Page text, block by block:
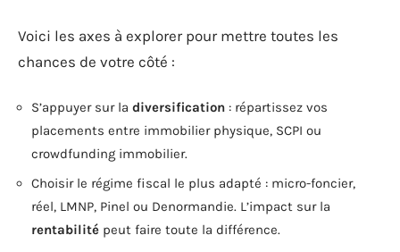
Voici les axes à explorer pour mettre toutes les
chances de votre côté :
S’appuyer sur la diversification : répartissez vos
placements entre immobilier physique, SCPI ou
crowdfunding immobilier.
Choisir le régime fiscal le plus adapté : micro-foncier,
réel, LMNP, Pinel ou Denormandie. L’impact sur la
rentabilité peut faire toute la différence.